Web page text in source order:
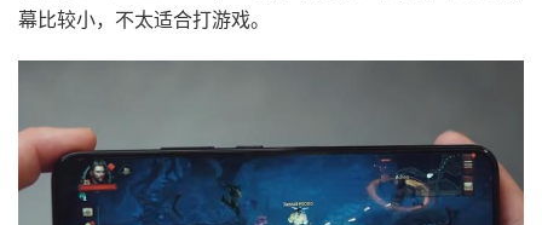
幕比较小，不太适合打游戏。